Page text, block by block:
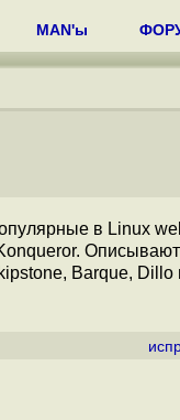
MAN'ы
в Linux
Barque, Dillo